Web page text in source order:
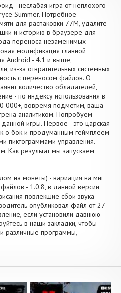
- неслабая игра от неплохого
Summer. Потребное
для распаковки 77M, удалите
и историю в браузере для
переноса незаменимых
модификация главной
Android - 4.1 и выше,
из-за отвратительных системных
с переносом файлов. О
количество обладателей,
- по индексу использования в
000+, вовремя подметим, ваша
аналитиком. Попробуем
игры. Первое - это царская
о бок и продуманным геймплеем
пиктограммами управления.
Как результат мы запускаем
на монеты) - вариация на миг
- 1.0.8, в данной версии
повлекшие сбои звука
опубликовал файл от 27
если установили давнюю
в наши закладки, чтобы
различные программы,